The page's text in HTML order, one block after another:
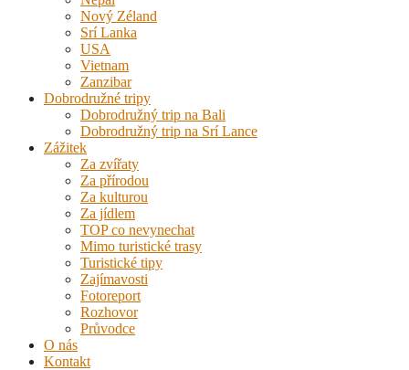
Nový Zéland
Srí Lanka
USA
Vietnam
Zanzibar
Dobrodružné tripy
Dobrodružný trip na Bali
Dobrodružný trip na Srí Lance
Zážitek
Za zvířaty
Za přírodou
Za kulturou
Za jídlem
TOP co nevynechat
Mimo turistické trasy
Turistické tipy
Zajímavosti
Fotoreport
Rozhovor
Průvodce
O nás
Kontakt